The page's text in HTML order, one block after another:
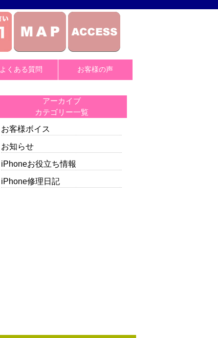
よくある質問 お客様の声
アーカイブ
カテゴリー一覧
お客様ボイス
お知らせ
iPhoneお役立ち情報
iPhone修理日記